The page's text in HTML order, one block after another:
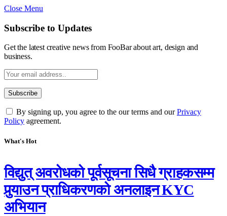
Close Menu
Subscribe to Updates
Get the latest creative news from FooBar about art, design and
business.
By signing up, you agree to the our terms and ourPrivacy
Policy agreement.
What's Hot
विद्युत् अवरोधको पूर्वसूचना सिधै ग्राहकसम्म
पुर्‍याउन प्राधिकरणको अनलाइन KYC
अभियान